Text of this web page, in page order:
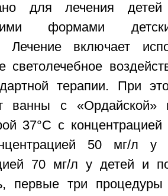
для лечения
формами
Лечение включает
светолечебное
терапии. При
ванны с «Ордайской»
37°C с
50 мг/л у
70 мг/л у детей и
первые три